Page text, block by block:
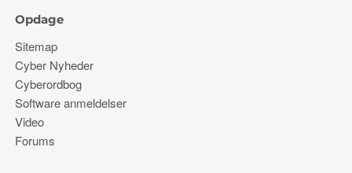
Opdage
Sitemap
Cyber ​​Nyheder
Cyberordbog
Software anmeldelser
Video
Forums